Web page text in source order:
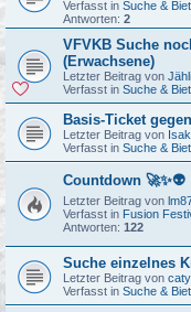
Verfasst in Suche &
Antworten: 2
VFVKB Suche
(Erwachsene)
Letzter Beitrag von
Verfasst in Suche &
Basis-Ticket
Letzter Beitrag von
Verfasst in Suche &
Countdown 🚀✨👽
Letzter Beitrag von
Verfasst in Fusion
Antworten: 122
Suche einzelnes
Letzter Beitrag von
Verfasst in Suche &